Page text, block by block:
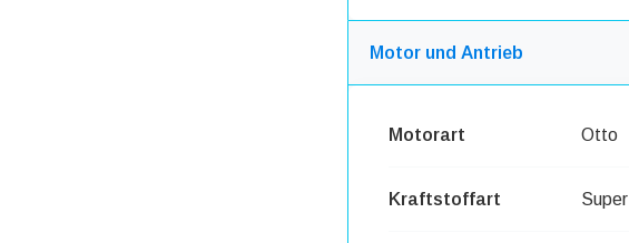
Motor und Antrieb
Motorart Otto
Kraftstoffart Super